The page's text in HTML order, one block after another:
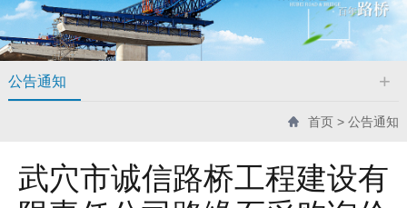
公告通知
首页 >公告通知
武穴市诚信路桥工程建设有